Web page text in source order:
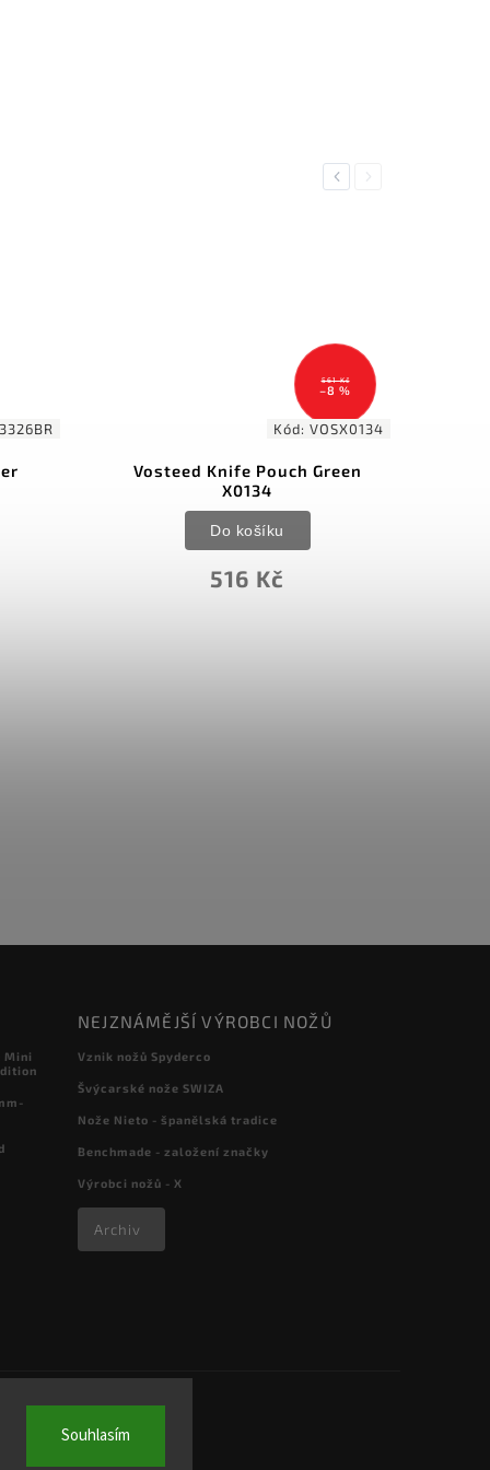
Souhlasím
Previous
561 Kč
–8 %
Kód: VOSX0134
Vosteed Knife Pouch Green
X0134
516 Kč
Do košíku
Next
Mini
NEJZNÁMĚJŠÍ VÝROBCI NOŽŮ
Vznik nožů Spyderco
Švýcarské nože SWIZA
Nože Nieto - španělská tradice
Benchmade - založení značky
Výrobci nožů - X
Archiv